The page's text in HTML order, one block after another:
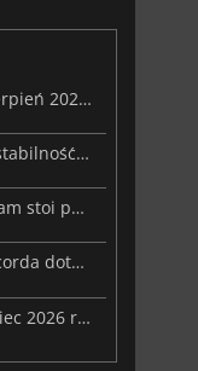
Premiery gier wideo w tym tygodniu – sierpień 2026 r. (32. tydzień)
Nowa aktualizacja w Palworld poprawia stabilność Sunreach i walk z bossami
Projekt Helix znów w grze, przyszłość Steam stoi pod znakiem zapytania
Złośliwe oprogramowanie i przejęcie Discorda dotknęły Meccha Chameleon
Premiery gier wideo w tym tygodniu – lipiec 2026 r. (tydzień 31)